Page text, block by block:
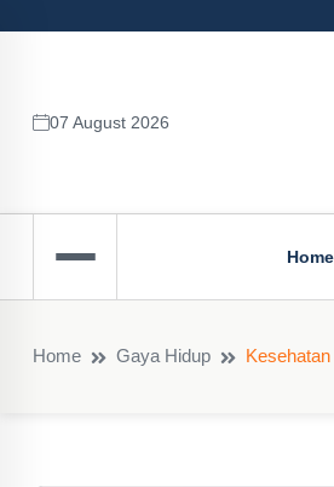
07 August 2026
Home
Home Gaya Hidup Kesehatan